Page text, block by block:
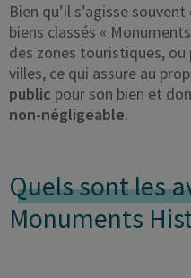
Bien qu’il s’agisse
biens classés «
des zones touristiques,
villes, ce qui assure au
public pour son bien et
non-négligeable.
Quels sont les
Monuments